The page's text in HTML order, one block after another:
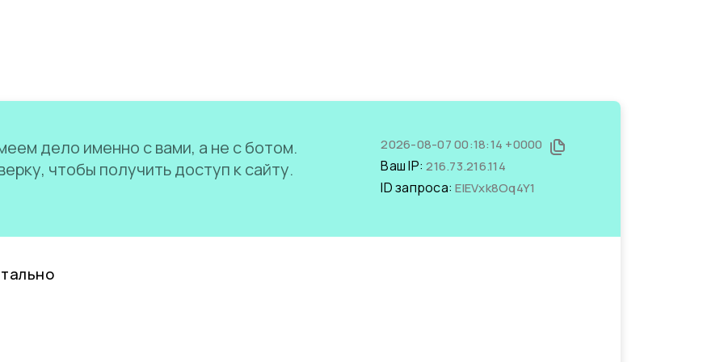
дело именно с вами, а не с ботом.
чтобы получить доступ к сайту.
2026-08-07 00:18:14 +0000
Ваш IP:216.73.216.114
ID запроса:EIEVxk8Oq4Y1